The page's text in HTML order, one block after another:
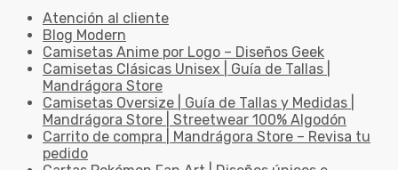
Atención al cliente
Blog Modern
Camisetas Anime por Logo – Diseños Geek
Camisetas Clásicas Unisex | Guía de Tallas |
Mandrágora Store
Camisetas Oversize | Guía de Tallas y Medidas |
Mandrágora Store | Streetwear 100% Algodón
Carrito de compra | Mandrágora Store – Revisa tu
pedido